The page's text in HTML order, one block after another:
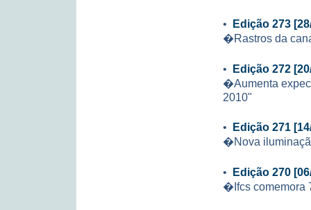
• Edição 273
�Rastros da
• Edição 272
�Aumenta
2010"
• Edição 271
�Nova
• Edição 270
�Ifcs comemora